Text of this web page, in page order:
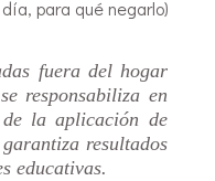
para qué negarlo)
fuera del hogar
responsabiliza en
la aplicación de
resultados
educativas.